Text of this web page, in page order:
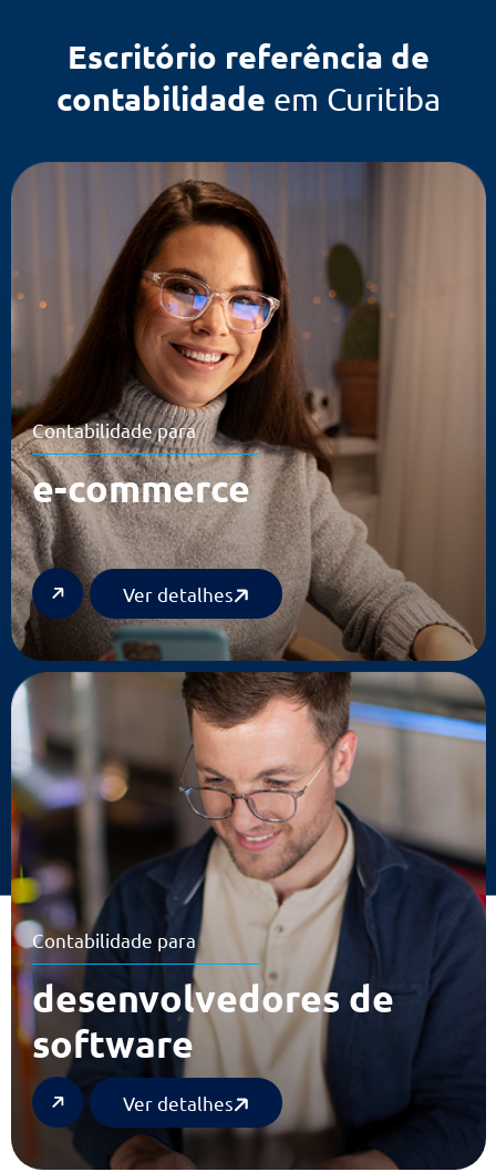
Escritório referência de
contabilidadeem Curitiba
Contabilidade para
e-commerce
Ver detalhes
Contabilidade para